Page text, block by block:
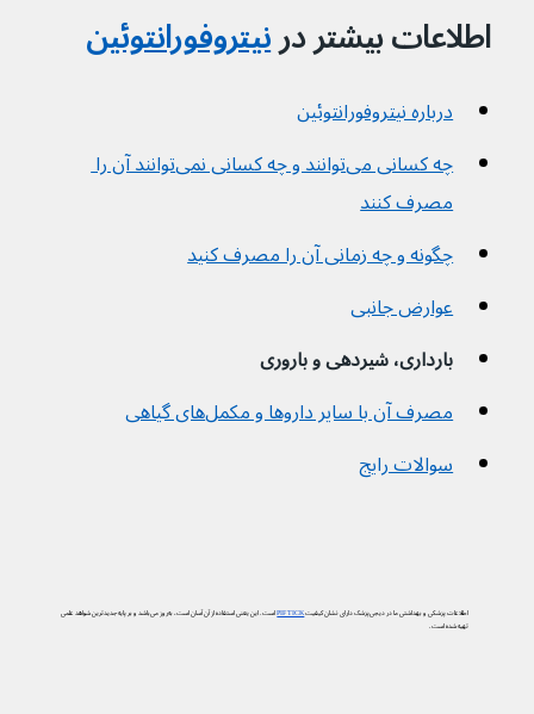
اطلاعات بیشتر در نیتروفورانتوئین
درباره نیتروفورانتوئین
چه کسانی می‌توانند و چه کسانی نمی‌توانند آن را
مصرف کنند
چگونه و چه زمانی آن را مصرف کنید
عوارض جانبی
بارداری، شیردهی و باروری
مصرف آن با سایر داروها و مکمل‌های گیاهی
سوالات رایج
اطلاعات پزشکی و بهداشتی ما در دیجی‌پزشک دارای نشان کیفیتPIF TICKاست. این یعنی استفاده از آن آسان است، به‌روز می‌باشد و بر پایه جدیدترین شواهد علمی
تهیه شده است.